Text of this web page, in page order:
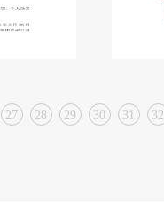
27 28 29 30 31 32